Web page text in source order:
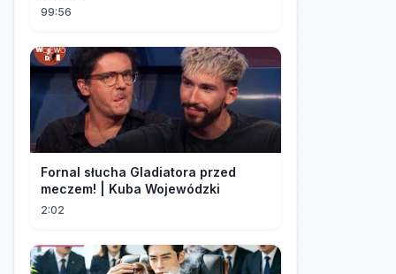
99:56
Fornal słucha Gladiatora przed
meczem! | Kuba Wojewódzki
2:02